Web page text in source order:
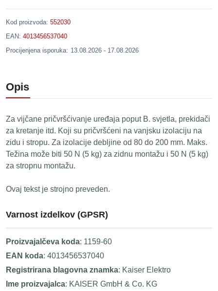
Kod proizvoda: 552030
EAN: 4013456537040
Procijenjena isporuka: 13.08.2026 - 17.08.2026
Opis
Za vijčane pričvršćivanje uređaja poput B. svjetla, prekidači
za kretanje itd. Koji su pričvršćeni na vanjsku izolaciju na
zidu i stropu. Za izolacije debljine od 80 do 200 mm. Maks.
Težina može biti 50 N (5 kg) za zidnu montažu i 50 N (5 kg)
za stropnu montažu.
Ovaj tekst je strojno preveden.
Varnost izdelkov (GPSR)
Proizvajalčeva koda: 1159-60
EAN koda: 4013456537040
Registrirana blagovna znamka: Kaiser Elektro
Ime proizvajalca: KAISER GmbH & Co. KG